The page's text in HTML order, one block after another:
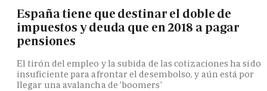
España tiene que destinar el doble de
impuestos y deuda que en 2018 a pagar
pensiones
El tirón del empleo y la subida de las cotizaciones ha sido
insuficiente para afrontar el desembolso, y aún está por
llegar una avalancha de 'boomers'